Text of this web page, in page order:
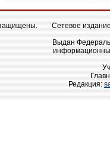
Сетевое
Выдан
Редакция: